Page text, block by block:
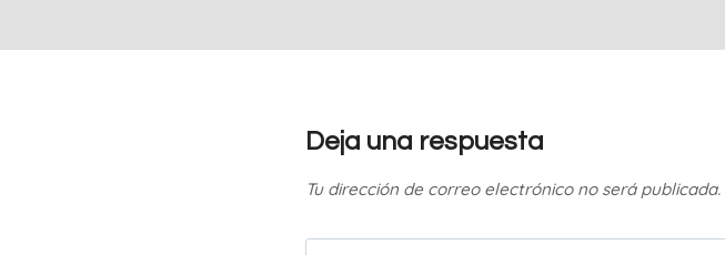
Deja una respuesta
Tu dirección de correo electrónico no será publicada.